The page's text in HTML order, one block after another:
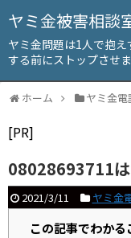
ヤミ金被害相談
ヤミ金問題は1人で抱
する前にストップさせ
ホーム ヤミ金
[PR]
08028693711
2021/3/11 ヤミ金
この記事でわかる